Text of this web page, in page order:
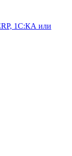
1С:КА или